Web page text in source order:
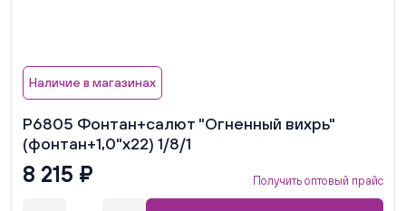
Наличие в магазинах
Р6805 Фонтан+салют "Огненный вихрь"
(фонтан+1,0"х22) 1/8/1
8 215 ₽ Получить оптовый прайс